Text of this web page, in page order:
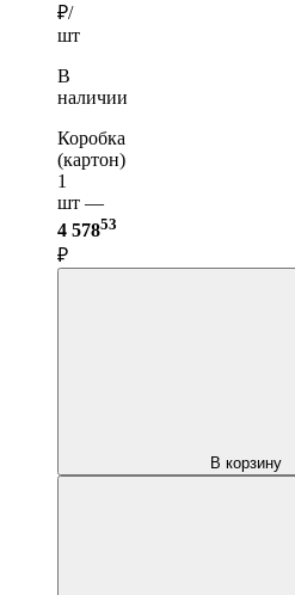
₽/
шт
В
наличии
Коробка
(картон)
1
шт —
4 57853
₽
В корзину